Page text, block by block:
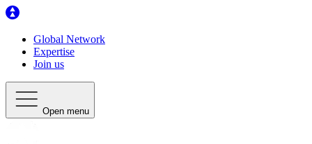
Global Network
Expertise
Join us
Open menu